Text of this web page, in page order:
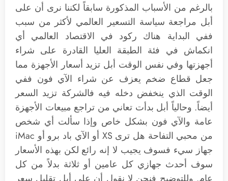
بالرغم من الأسباب المذكورة سابقاً لكننا نرى أن على
أبل مراجعة سياسة التسعير العالمي لأكثر من سبب
ففي البداية هناك ركود في الاقتصاد العالمي أي
انكماش في فئة الطبقة العليا القادرة على شراء
أجهزتها وفي نفس الوقت أبل تزيد أسعار الأجهزة مما
جعل قطاع ضخم يعزف عن شراء الآي فون ففي
الوقت الذي ينخفض دخله فيه فالشركة تزيد السعر
أيضاً. وحالياً أبل بدأت تعاني من تراجع مبيعات الأجهزة
عامة والآي فون بشكل خاص وإذا سألت أي شخص
من محبي التفاحة هل ترى XS أو الآي باد برو أو iMac
جهاز سيء فسوف يجيب لا إنه رائع لكن بهذه الأسعار
سوف أحدث جهازي كل عامين أو ثلاثة بدلاً من كل